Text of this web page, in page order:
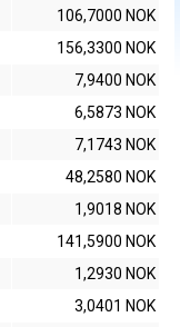
106,7000 NOK
156,3300 NOK
7,9400 NOK
6,5873 NOK
7,1743 NOK
48,2580 NOK
1,9018 NOK
141,5900 NOK
1,2930 NOK
3,0401 NOK